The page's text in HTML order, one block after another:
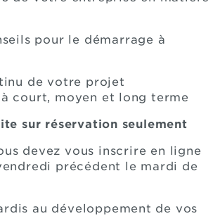
pour le démarrage à
de votre projet
court, moyen et long terme
sur réservation seulement
devez vous inscrire en ligne
précédent le mardi de
au développement de vos